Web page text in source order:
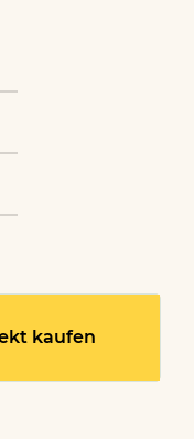
kaufen